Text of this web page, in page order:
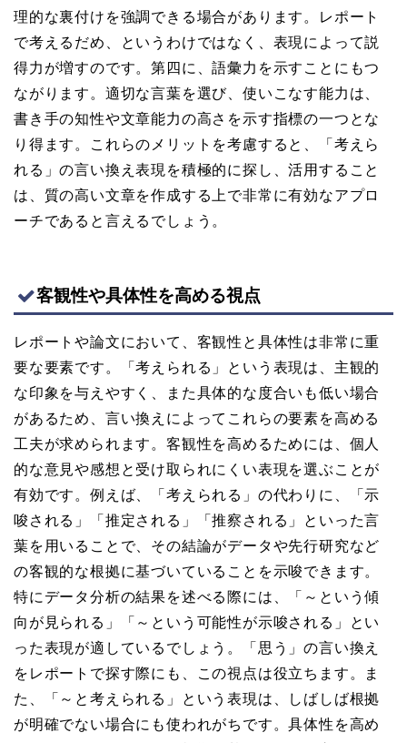
理的な裏付けを強調できる場合があります。レポート
で考えるだめ、というわけではなく、表現によって説
得力が増すのです。第四に、語彙力を示すことにもつ
ながります。適切な言葉を選び、使いこなす能力は、
書き手の知性や文章能力の高さを示す指標の一つとな
り得ます。これらのメリットを考慮すると、「考えら
れる」の言い換え表現を積極的に探し、活用すること
は、質の高い文章を作成する上で非常に有効なアプロ
ーチであると言えるでしょう。
客観性や具体性を高める視点
レポートや論文において、客観性と具体性は非常に重
要な要素です。「考えられる」という表現は、主観的
な印象を与えやすく、また具体的な度合いも低い場合
があるため、言い換えによってこれらの要素を高める
工夫が求められます。客観性を高めるためには、個人
的な意見や感想と受け取られにくい表現を選ぶことが
有効です。例えば、「考えられる」の代わりに、「示
唆される」「推定される」「推察される」といった言
葉を用いることで、その結論がデータや先行研究など
の客観的な根拠に基づいていることを示唆できます。
特にデータ分析の結果を述べる際には、「～という傾
向が見られる」「～という可能性が示唆される」とい
った表現が適しているでしょう。「思う」の言い換え
をレポートで探す際にも、この視点は役立ちます。ま
た、「～と考えられる」という表現は、しばしば根拠
が明確でない場合にも使われがちです。具体性を高め